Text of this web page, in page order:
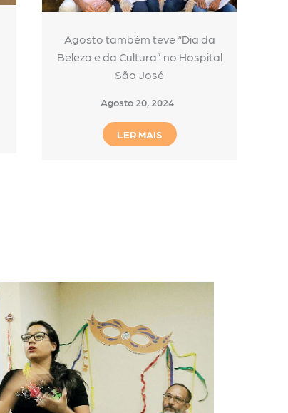
Agosto também teve “Dia da
Beleza e da Cultura” no Hospital
São José
Agosto 20, 2024
LER MAIS